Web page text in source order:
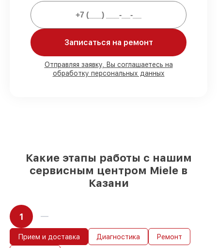
Мы гарантируем:
работ в вашем присутствии
90%комплектующих для варочных
панелей на складе или доступны для
срочного заказа
Записаться на ремонт
Отправляя заявку, Вы соглашаетесь на
обработку персональных данных
Какие этапы работы с нашим
сервисным центром Miele в
Казани
1
Прием и доставка Диагностика Ремонт